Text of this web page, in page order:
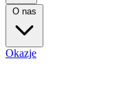
O nas
Okazje